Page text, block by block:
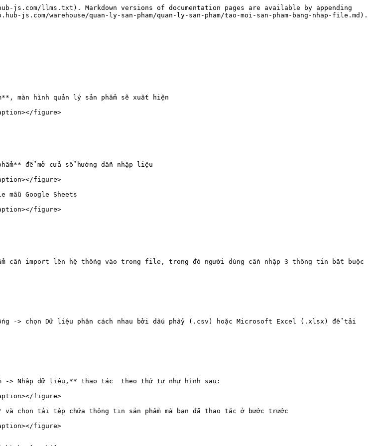
llms.txt). Markdown versions of documentation pages are available by appending
warehouse/quan-ly-san-pham/quan-ly-san-pham/tao-moi-san-pham-bang-nhap-file.md).
màn hình quản lý sản phẩm sẽ xuất hiện
figure>
để mở cửa sổ hướng dẫn nhập liệu
figure>
Google Sheets
figure>
cần import lên hệ thống vào trong file, trong đó người dùng cần nhập 3 thông tin bắt buộc
-> chọn Dữ liệu phân cách nhau bởi dấu phẩy (.csv) hoặc Microsoft Excel (.xlsx) để tải
-> Nhập dữ liệu,** thao tác  theo thứ tự như hình sau:
figure>
và chọn tải tệp chứa thông tin sản phẩm mà bạn đã thao tác ở bước trước
figure>